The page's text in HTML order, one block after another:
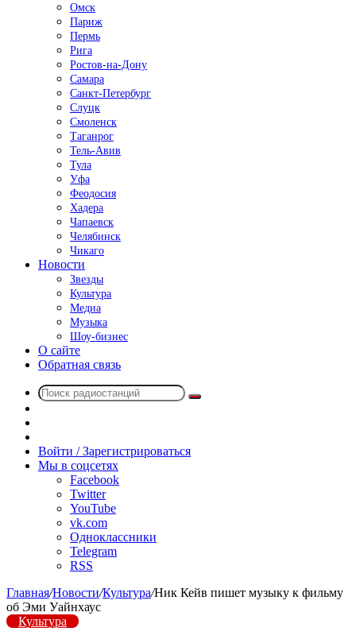
Омск
Париж
Пермь
Рига
Ростов-на-Дону
Самара
Санкт-Петербург
Слуцк
Смоленск
Таганрог
Тель-Авив
Тула
Уфа
Феодосия
Хадера
Чапаевск
Челябинск
Чикаго
Новости
Звезды
Культура
Медиа
Музыка
Шоу-бизнес
О сайте
Обратная связь
Поиск
радио
Войти / Зарегистрироваться
Мы в соцсетях
Facebook
Twitter
YouTube
vk.com
Одноклассники
Telegram
RSS
Главная/Новости/Культура/Ник Кейв пишет музыку к фильму
об Эми Уайнхаус
Культура